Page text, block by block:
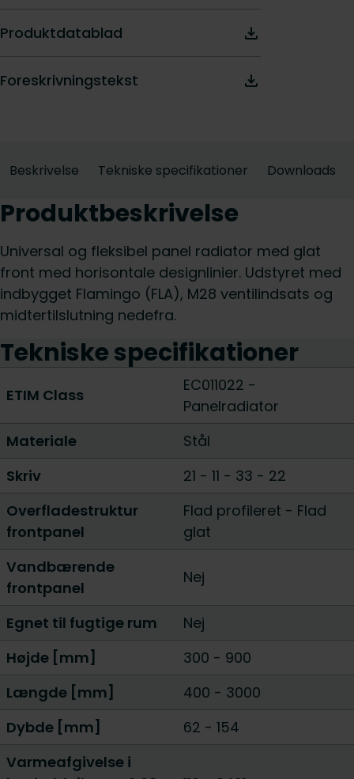
Produktdatablad
Foreskrivningstekst
Beskrivelse Tekniske specifikationer Downloads
Produktbeskrivelse
Universal og fleksibel panel radiator med glat
front med horisontale designlinier. Udstyret med
indbygget Flamingo (FLA), M28 ventilindsats og
midtertilslutning nedefra.
Tekniske specifikationer
ETIM Class
EC011022 -
Panelradiator
Materiale
Stål
Skriv
21 - 11 - 33 - 22
Overfladestruktur
frontpanel
Flad profileret - Flad
glat
Vandbærende
frontpanel
Nej
Egnet til fugtige rum
Nej
Højde [mm]
300 - 900
Længde [mm]
400 - 3000
Dybde [mm]
62 - 154
Varmeafgivelse i